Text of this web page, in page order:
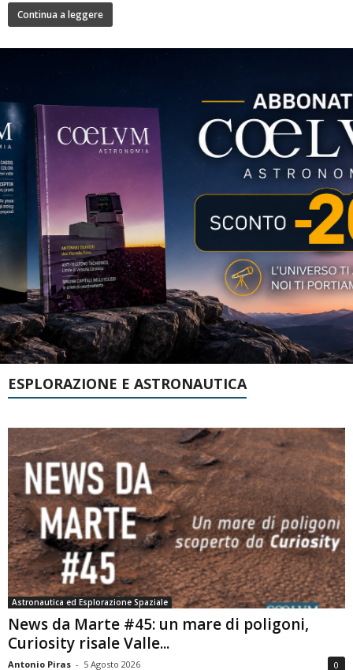
Continua a leggere
ESPLORAZIONE E ASTRONAUTICA
Astronautica ed Esplorazione Spaziale
News da Marte #45: un mare di poligoni,
Curiosity risale Valle...
Antonio Piras - 5 Agosto 2026 0